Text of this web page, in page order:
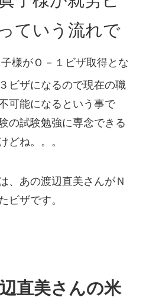
ていう流れで
様がＯ－１ビザ取得とな
ビザになるので現在の職
可能になるという事で
の試験勉強に専念できる
どね。。。
、あの渡辺直美さんがＮ
ビザです。
直美さんの米